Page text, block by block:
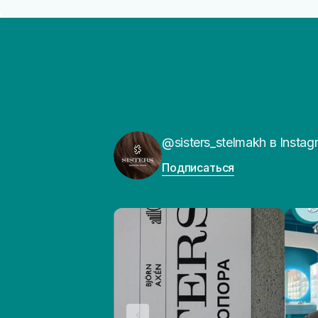
@sisters_stelmakh в
Подписаться